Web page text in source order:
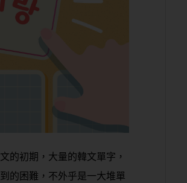
的初期，大量的韓文單字，
的困難，不外乎是一大堆單